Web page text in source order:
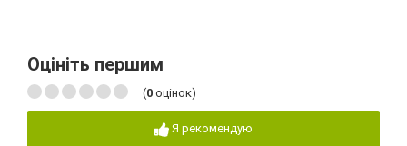
Оцініть першим
(0 оцінок)
Я рекомендую